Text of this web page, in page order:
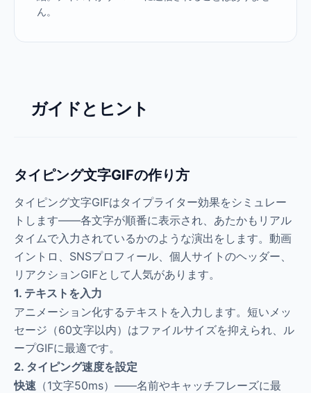
ん。
ガイドとヒント
タイピング文字GIFの作り方
タイピング文字GIFはタイプライター効果をシミュレー
トします——各文字が順番に表示され、あたかもリアル
タイムで入力されているかのような演出をします。動画
イントロ、SNSプロフィール、個人サイトのヘッダー、
リアクションGIFとして人気があります。
1. テキストを入力
アニメーション化するテキストを入力します。短いメッ
セージ（60文字以内）はファイルサイズを抑えられ、ル
ープGIFに最適です。
2. タイピング速度を設定
快速 （1文字50ms）——名前やキャッチフレーズに最